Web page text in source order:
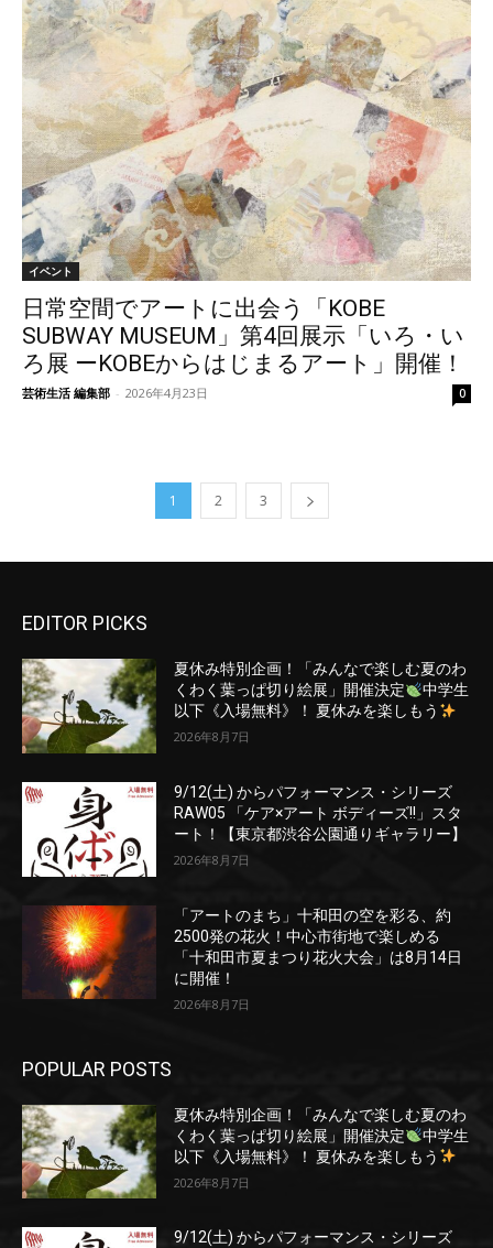
イベント
日常空間でアートに出会う「KOBE
SUBWAY MUSEUM」第4回展示「いろ・い
ろ展 ーKOBEからはじまるアート」開催！
芸術生活 編集部 - 2026年4月23日 0
1 2 3
EDITOR PICKS
夏休み特別企画！「みんなで楽しむ夏のわ
くわく葉っぱ切り絵展」開催決定
中学生
以下《入場無料》！ 夏休みを楽しもう
2026年8月7日
9/12(土) からパフォーマンス・シリーズ
RAW05 「ケア×アート ボディーズ!!」スタ
ート！【東京都渋谷公園通りギャラリー】
2026年8月7日
「アートのまち」十和田の空を彩る、約
2500発の花火！中心市街地で楽しめる
「十和田市夏まつり花火大会」は8月14日
に開催！
2026年8月7日
POPULAR POSTS
夏休み特別企画！「みんなで楽しむ夏のわ
くわく葉っぱ切り絵展」開催決定
中学生
以下《入場無料》！ 夏休みを楽しもう
2026年8月7日
9/12(土) からパフォーマンス・シリーズ